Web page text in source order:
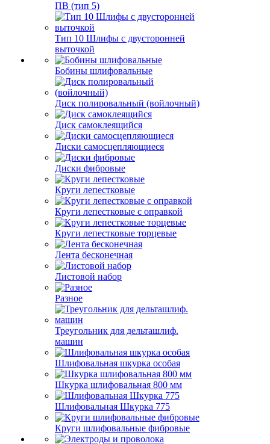
ПВ (тип 5)
Тип 10 Шлифы с двусторонней
выточкой
Бобины шлифовальные
Диск полировальный (войлочный)
Диск самоклеящийся
Диски самосцепляющиеся
Диски фибровые
Круги лепестковые
Круги лепестковые с оправкой
Круги лепестковые торцевые
Лента бесконечная
Листовой набор
Разное
Треугольник для дельташлиф.
машин
Шлифовальная шкурка особая
Шкурка шлифовальная 800 мм
Шлифовальная Шкурка 775
Круги шлифовальные фибровые